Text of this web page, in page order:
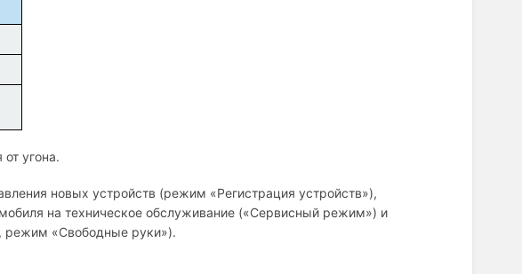
угона.
новых устройств (режим «Регистрация устройств»),
на техническое обслуживание («Сервисный режим») и
режим «Свободные руки»).